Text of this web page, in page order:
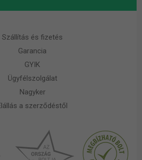
Szállítás és fizetés
Garancia
GYIK
Ügyfélszolgálat
Nagyker
a szerződéstől